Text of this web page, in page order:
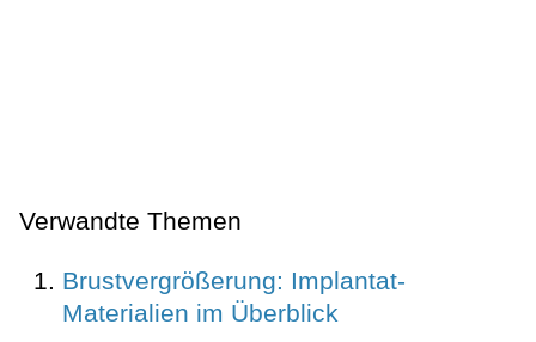
Verwandte Themen
Brustvergrößerung: Implantat-
Materialien im Überblick